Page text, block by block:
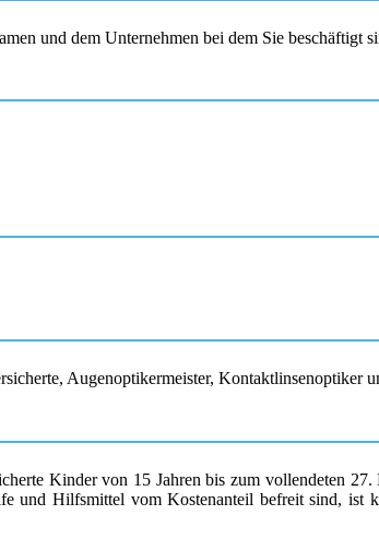
und dem Unternehmen bei dem Sie beschäftigt
Augenoptikermeister, Kontaktlinsenoptiker
Kinder von 15 Jahren bis zum vollendeten 27.
und Hilfsmittel vom Kostenanteil befreit sind, ist